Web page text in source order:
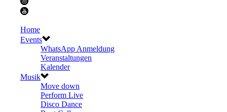
Home
Events
WhatsApp Anmeldung
Veranstaltungen
Kalender
Musik
Move down
Perform Live
Disco Dance